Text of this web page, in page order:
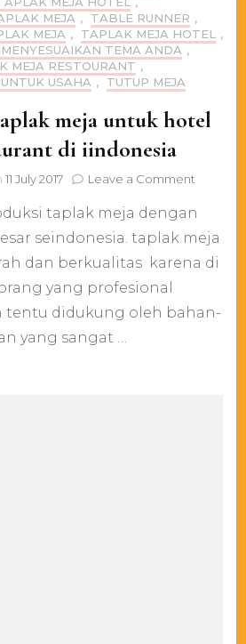
MEJA , TABLE RUNNER ,
MEJA , TAPLAK MEJA HOTEL ,
TEMA ANDA ,
MEJA RESTOURANT ,
USAHA , TUTUP MEJA
meja untuk hotel
di iindonesia
11 July 2017 Leave a Comment
taplak
meja
untuk
hotel
di
taplak meja dengan
seindonesia. taplak meja
dan berkualitas karena di
yang profesional
tentu didukung oleh bahan-
yang sangat …